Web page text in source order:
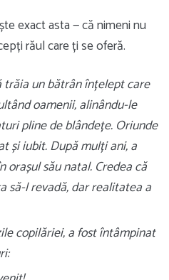
exact asta — că nimeni nu
răul care ți se oferă.
trăia un bătrân înțelept care
oamenii, alinându-le
pline de blândețe. Oriunde
și iubit. După mulți ani, a
orașul său natal. Credea că
să-l revadă, dar realitatea a
copilăriei, a fost întâmpinat